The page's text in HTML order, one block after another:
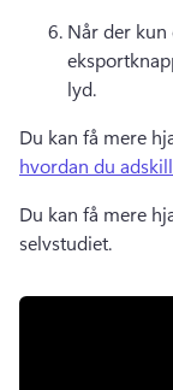
Når der kun
lyd.
Du kan få mere
hvordan du
Du kan få mere
selvstudiet.